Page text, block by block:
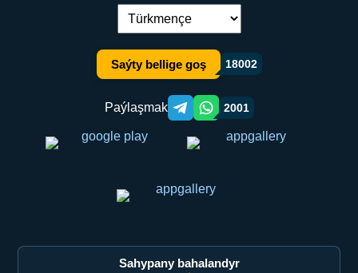
Dil çalşyryş:
Saýty bellige goş 18002
Paýlaşmak Telegram orqali ulashish
WhatsApp orqali ulashish
2001
Sahypany bahalandyr